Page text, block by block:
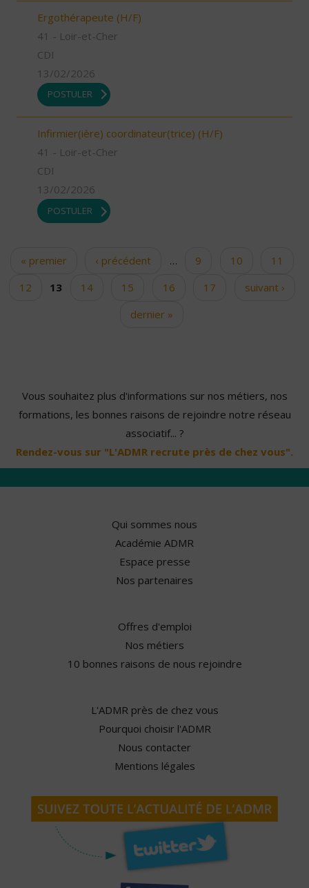
Ergothérapeute (H/F)
41 - Loir-et-Cher
CDI
13/02/2026
POSTULER
Infirmier(ière) coordinateur(trice) (H/F)
41 - Loir-et-Cher
CDI
13/02/2026
POSTULER
Pages
« premier ‹ précédent … 9 10
11
12
13 14 15 16 17
suivant ›
dernier »
Vous souhaitez plus d'informations sur nos métiers, nos
formations, les bonnes raisons de rejoindre notre réseau
associatif... ?
Rendez-vous sur "L'ADMR recrute près de chez vous".
Qui sommes nous
Académie ADMR
Espace presse
Nos partenaires
Offres d'emploi
Nos métiers
10 bonnes raisons de nous rejoindre
L'ADMR près de chez vous
Pourquoi choisir l'ADMR
Nous contacter
Mentions légales